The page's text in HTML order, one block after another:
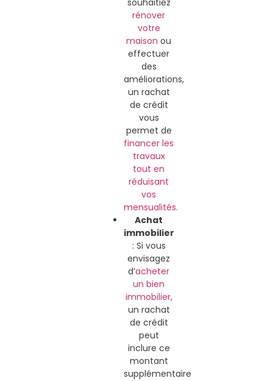
souhaitiez
rénover
votre
maison ou
effectuer
des
améliorations,
un rachat
de crédit
vous
permet de
financer les
travaux
tout en
réduisant
vos
mensualités.
Achat
immobilier
: Si vous
envisagez
d’acheter
un bien
immobilier,
un rachat
de crédit
peut
inclure ce
montant
supplémentaire